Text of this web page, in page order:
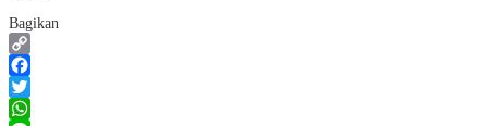
Bagikan
Copy
Link
Facebook
Twitter